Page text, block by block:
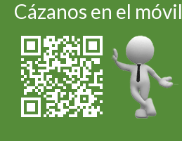
Cázanos en el móvil